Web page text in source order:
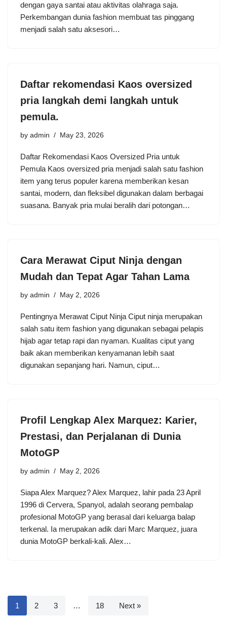
dengan gaya santai atau aktivitas olahraga saja.
Perkembangan dunia fashion membuat tas pinggang
menjadi salah satu aksesori…
Daftar rekomendasi Kaos oversized
pria langkah demi langkah untuk
pemula.
by admin May 23, 2026
Daftar Rekomendasi Kaos Oversized Pria untuk
Pemula Kaos oversized pria menjadi salah satu fashion
item yang terus populer karena memberikan kesan
santai, modern, dan fleksibel digunakan dalam berbagai
suasana. Banyak pria mulai beralih dari potongan…
Cara Merawat Ciput Ninja dengan
Mudah dan Tepat Agar Tahan Lama
by admin May 2, 2026
Pentingnya Merawat Ciput Ninja Ciput ninja merupakan
salah satu item fashion yang digunakan sebagai pelapis
hijab agar tetap rapi dan nyaman. Kualitas ciput yang
baik akan memberikan kenyamanan lebih saat
digunakan sepanjang hari. Namun, ciput…
Profil Lengkap Alex Marquez: Karier,
Prestasi, dan Perjalanan di Dunia
MotoGP
by admin May 2, 2026
Siapa Alex Marquez? Alex Marquez, lahir pada 23 April
1996 di Cervera, Spanyol, adalah seorang pembalap
profesional MotoGP yang berasal dari keluarga balap
terkenal. Ia merupakan adik dari Marc Marquez, juara
dunia MotoGP berkali-kali. Alex…
1 2 3 … 18 Next »